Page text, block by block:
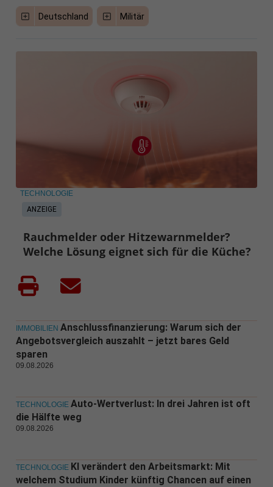
Deutschland Militär
ANZEIGE
TECHNOLOGIE
Rauchmelder oder Hitzewarnmelder?
Welche Lösung eignet sich für die Küche?
IMMOBILIEN Anschlussfinanzierung: Warum sich der
Angebotsvergleich auszahlt – jetzt bares Geld
sparen
09.08.2026
TECHNOLOGIE Auto-Wertverlust: In drei Jahren ist oft
die Hälfte weg
09.08.2026
TECHNOLOGIE KI verändert den Arbeitsmarkt: Mit
welchem Studium Kinder künftig Chancen auf einen